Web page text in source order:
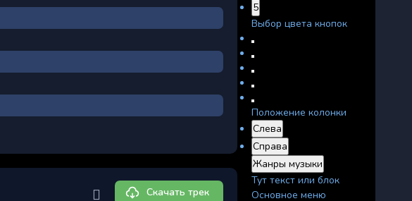
Скачать трек
5
Выбор цвета кнопок
Положение колонки
Слева
Справа
Жанры музыки
Тут текст или блок
Основное меню